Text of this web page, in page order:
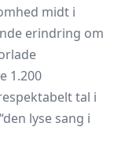
midt i
erindring om
1.200
tal i
lyse sang i